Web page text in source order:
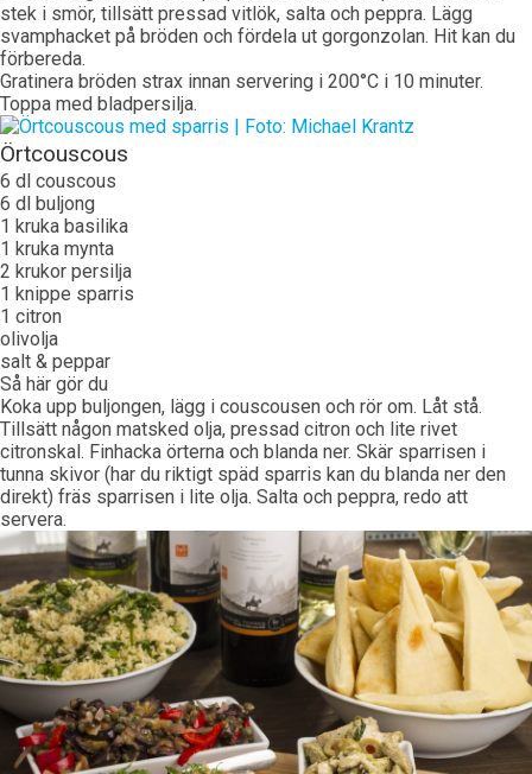
stek i smör, tillsätt pressad vitlök, salta och peppra. Lägg
svamphacket på bröden och fördela ut gorgonzolan. Hit kan du
förbereda.
Gratinera bröden strax innan servering i 200°C i 10 minuter.
Toppa med bladpersilja.
Örtcouscous
6 dl couscous
6 dl buljong
1 kruka basilika
1 kruka mynta
2 krukor persilja
1 knippe sparris
1 citron
olivolja
salt & peppar
Så här gör du
Koka upp buljongen, lägg i couscousen och rör om. Låt stå.
Tillsätt någon matsked olja, pressad citron och lite rivet
citronskal. Finhacka örterna och blanda ner. Skär sparrisen i
tunna skivor (har du riktigt späd sparris kan du blanda ner den
direkt) fräs sparrisen i lite olja. Salta och peppra, redo att
servera.